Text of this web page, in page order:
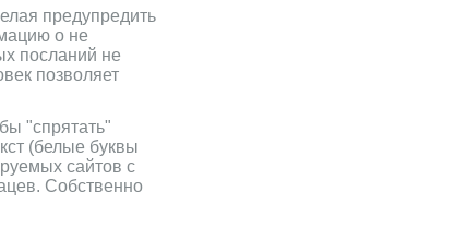
предупредить
о не
посланий не
позволяет
"спрятать"
(белые буквы
сайтов с
Собственно